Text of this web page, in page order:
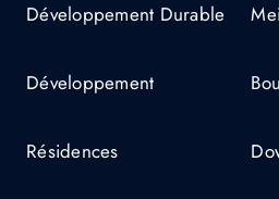
Développement Durable
Développement
Résidences